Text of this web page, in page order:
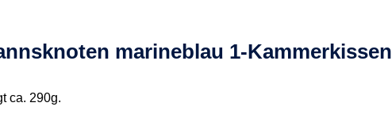
marineblau 1-Kammerkissen
ca. 290g.